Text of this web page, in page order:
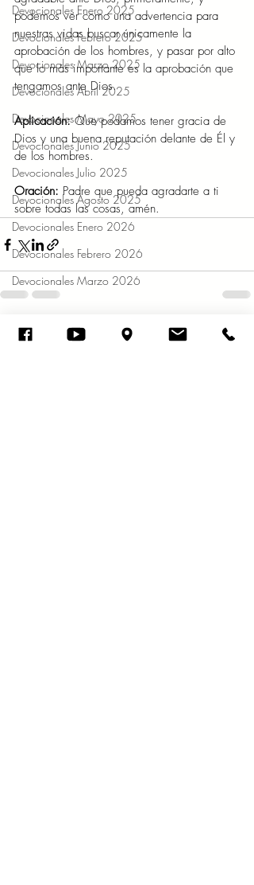
Devocionales Enero 2025
Devocionales Febrero 2025
Devocionales Marzo 2025
Devocionales Abril 2025
Devocionales Mayo 2025
Devocionales Junio 2025
Devocionales Julio 2025
Devocionales Agosto 2025
Devocionales Enero 2026
Devocionales Febrero 2026
Devocionales Marzo 2026
podemos ver como una advertencia para
nuestras vidas buscar únicamente la
aprobación de los hombres, y pasar por alto
que lo más importante es la aprobación que
tengamos ante Dios.
Aplicación: Que podamos tener gracia de
Dios y una buena reputación delante de Él y
de los hombres.
Oración: Padre que pueda agradarte a ti
sobre todas las cosas, amén.
Entradas recientes Ver todo